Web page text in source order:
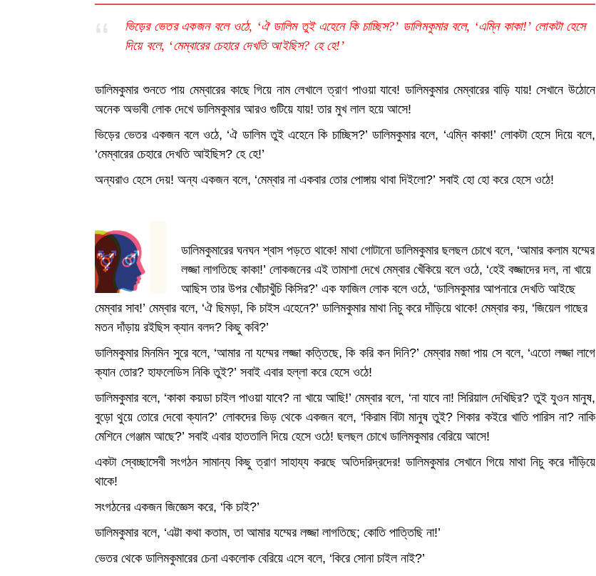
ভিড়ের ভেতর একজন বলে ওঠে, ‘ঐ ডালিম তুই এহেনে কি চাচ্ছিস?’ ডালিমকুমার বলে, ‘এম্নি কাকা!’ লোকটা হেসে
দিয়ে বলে, ‘মেম্বারের চেহারে দেখতি আইছিস? হে হে!’
ডালিমকুমার শুনতে পায় মেম্বারের কাছে গিয়ে নাম লেখালে ত্রাণ পাওয়া যাবে! ডালিমকুমার মেম্বারের বাড়ি যায়! সেখানে উঠোনে
অনেক অভাবী লোক দেখে ডালিমকুমার আরও গুটিয়ে যায়! তার মুখ লাল হয়ে আসে!
ভিড়ের ভেতর একজন বলে ওঠে, ‘ঐ ডালিম তুই এহেনে কি চাচ্ছিস?’ ডালিমকুমার বলে, ‘এম্নি কাকা!’ লোকটা হেসে দিয়ে বলে,
‘মেম্বারের চেহারে দেখতি আইছিস? হে হে!’
অন্যরাও হেসে দেয়! অন্য একজন বলে, ‘মেম্বার না একবার তোর পোঙ্গায় থাবা দিইলো?’ সবাই হো হো করে হেসে ওঠে!
ডালিমকুমারের ঘনঘন শ্বাস পড়তে থাকে! মাথা গোটানো ডালিমকুমার ছলছল চোখে বলে, ‘আমার কলাম যম্মের
লজ্জা লাগতিছে কাকা!’ লোকজনের এই তামাশা দেখে মেম্বার খেঁকিয়ে বলে ওঠে, ‘হেই বজ্জাদের দল, না খায়ে
আছিস তার উপর খোঁচাখুঁচি কিসির?’ এক ফাজিল লোক বলে ওঠে, ‘ডালিমকুমার আপনারে দেখতি আইছে
মেম্বার সাব!’ মেম্বার বলে, ‘ঐ ছিমড়া, কি চাইস এহেনে?’ ডালিমকুমার মাথা নিচু করে দাঁড়িয়ে থাকে! মেম্বার কয়, ‘জিয়েল গাছের
মতন দাঁড়ায় রইছিস ক্যান বলদ? কিছু কবি?’
ডালিমকুমার মিনমিন সুরে বলে, ‘আমার না যম্মের লজ্জা কত্তিছে, কি করি কন দিনি?’ মেম্বার মজা পায় সে বলে, ‘এতো লজ্জা লাগে
ক্যান তোর? হাফলেডিস নিকি তুই?’ সবাই এবার হল্লা করে হেসে ওঠে!
ডালিমকুমার বলে, ‘কাকা কয়ডা চাইল পাওয়া যাবে? না খায়ে আছি!’ মেম্বার বলে, ‘না যাবে না! সিরিয়াল দেখিছির? তুই যুওন মানুষ,
বুড়ো থুয়ে তোরে দেবো ক্যান?’ লোকদের ভিড় থেকে একজন বলে, ‘কিরাম বিটা মানুষ তুই? শিকার কইরে খাতি পারিস না? নাকি
মেশিনে গেঞ্জাম আছে?’ সবাই এবার হাততালি দিয়ে হেসে ওঠে! ছলছল চোখে ডালিমকুমার বেরিয়ে আসে!
একটা স্বেচ্ছাসেবী সংগঠন সামান্য কিছু ত্রাণ সাহায্য করছে অতিদরিদ্রদের! ডালিমকুমার সেখানে গিয়ে মাথা নিচু করে দাঁড়িয়ে
থাকে!
সংগঠনের একজন জিজ্ঞেস করে, ‘কি চাই?’
ডালিমকুমার বলে, ‘এট্টা কথা কতাম, তা আমার যম্মের লজ্জা লাগতিছে; কোতি পাত্তিছি না!’
ভেতর থেকে ডালিমকুমারের চেনা একলোক বেরিয়ে এসে বলে, ‘কিরে সোনা চাইল নাই?’